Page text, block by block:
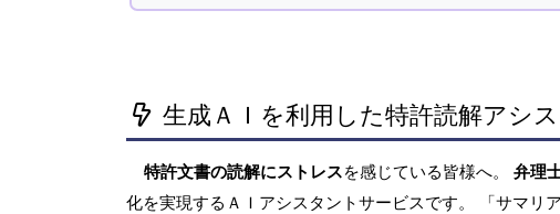
生成ＡＩを利用した特許読解アシ
特許文書の読解にストレスを感じている皆様へ。 弁理
化を実現するＡＩアシスタントサービスです。 「サマリ